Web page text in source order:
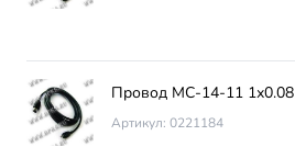
Провод МС-14-11 1х0.08
Артикул: 0221184